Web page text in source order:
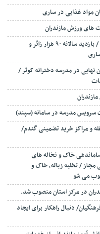
مواد غذایی در ساری
های ورزش مازندران
برگزاری نشست خیرین دفاع مقدس مازندران / بازدید سالانه ۹۰ هزار زائر و
نهایی در مدرسه دخترانه کوثر /
سرویس مدرسه در سامانه (سپند)
غله و مراکز خرید تضمینی گندم/
خاک و نخاله های
در مکانی مجاز / تخلیه زباله، خاک و
می شو
در مرکز استان منصوب شد.
دنبال راهکار برای ایجاد